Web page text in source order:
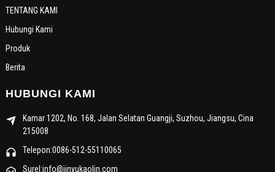
TENTANG KAMI
Hubungi Kami
Produk
Berita
HUBUNGI KAMI
Kamar 1202, No. 168, Jalan Selatan Guangji, Suzhou, Jiangsu, Cina
215008
Telepon:0086-512-55110065
Surel:info@jinyukaolin.com